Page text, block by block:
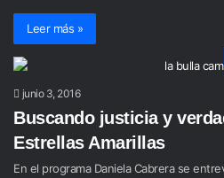
Leer más »
junio 3, 2016
Buscando justicia y
Estrellas Amarillas
En el programa Daniela Cabrera se